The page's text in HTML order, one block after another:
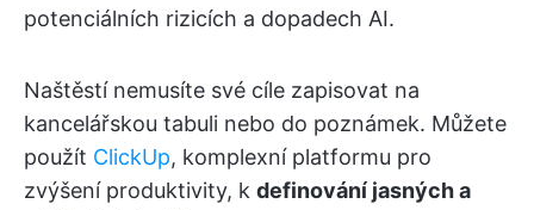
potenciálních rizicích a dopadech AI.
Naštěstí nemusíte své cíle zapisovat na
kancelářskou tabuli nebo do poznámek. Můžete
použít ClickUp, komplexní platformu pro
zvýšení produktivity, k definování jasných a